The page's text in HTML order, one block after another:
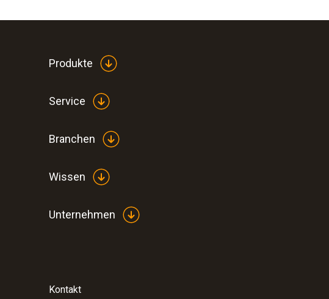
Produkte
Service
Branchen
Wissen
Unternehmen
Kontakt